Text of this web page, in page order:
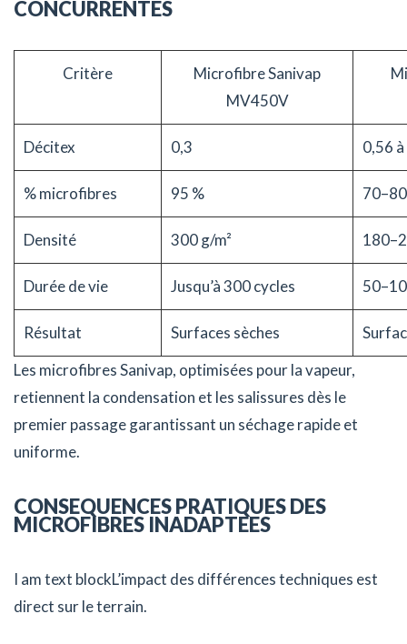
CONCURRENTES
Critère
Microfibre Sanivap
MV450V
Décitex 0,3 0,56
% microfibres 95 %
Densité 300 g/m²
Durée de vie Jusqu’à 300 cycles
Résultat Surfaces sèches
Les microfibres Sanivap, optimisées pour la vapeur,
retiennent la condensation et les salissures dès le
premier passage garantissant un séchage rapide et
uniforme.
CONSEQUENCES PRATIQUES DES
MICROFIBRES INADAPTEES
I am text blockL’impact des différences techniques est
direct sur le terrain.